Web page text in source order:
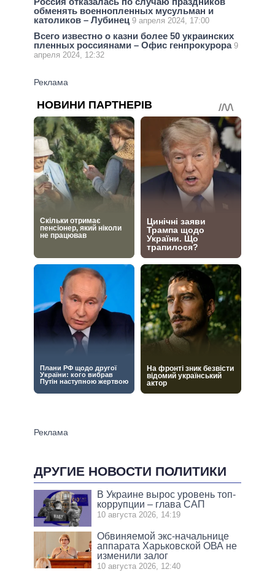
обменять военнопленных мусульман и
католиков – Лубинец 9 апреля 2024, 17:00
Всего известно о казни более 50 украинских
пленных россиянами – Офис генпрокурора 9
апреля 2024, 12:32
ДРУГИЕ НОВОСТИ ПОЛИТИКИ
В Украине вырос уровень топ-
коррупции – глава САП
10 августа 2026, 14:19
Обвиняемой экс-начальнице
аппарата Харьковской ОВА не
изменили залог
10 августа 2026, 12:40